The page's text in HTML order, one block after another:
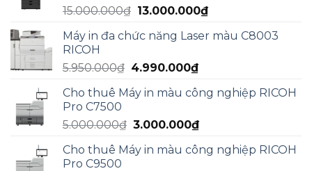
13.000.000₫.
15.000.000₫ Giá
là:
13.000.000₫Giá
tại
Máy in đa chức năng Laser màu C8003
RICOH
5.950.000₫ Giá
là:
4.990.000₫Giá
tại
4.990.000₫.
Cho thuê Máy in màu công nghiệp RICOH
Pro C7500
5.000.000₫ Giá
là:
3.000.000₫Giá
tại
Cho thuê Máy in màu công nghiệp RICOH
Pro C9500